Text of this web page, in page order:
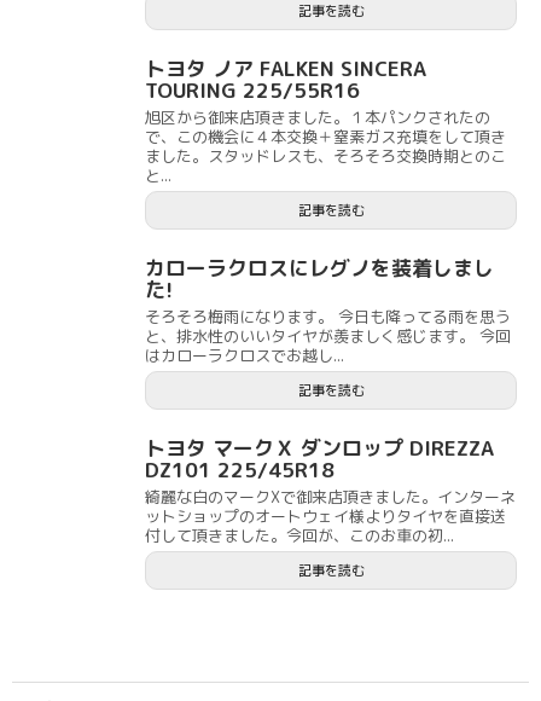
記事を読む
トヨタ ノア FALKEN SINCERA
TOURING 225/55R16
旭区から御来店頂きました。１本パンクされたの
で、この機会に４本交換＋窒素ガス充填をして頂き
ました。スタッドレスも、そろそろ交換時期とのこ
と...
記事を読む
カローラクロスにレグノを装着しまし
た!
そろそろ梅雨になります。 今日も降ってる雨を思う
と、排水性のいいタイヤが羨ましく感じます。 今回
はカローラクロスでお越し...
記事を読む
トヨタ マークＸ ダンロップ DIREZZA
DZ101 225/45R18
綺麗な白のマークXで御来店頂きました。インターネ
ットショップのオートウェイ様よりタイヤを直接送
付して頂きました。今回が、このお車の初...
記事を読む